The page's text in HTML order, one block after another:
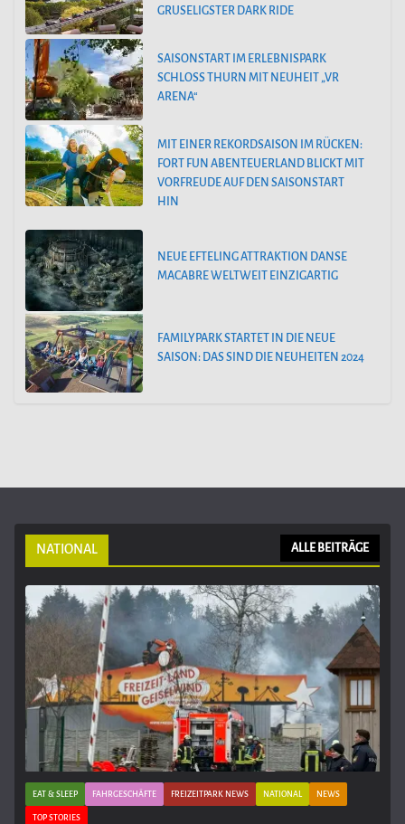
GRUSELIGSTER DARK RIDE
SAISONSTART IM ERLEBNISPARK
SCHLOSS THURN MIT NEUHEIT „VR
ARENA“
MIT EINER REKORDSAISON IM RÜCKEN:
FORT FUN ABENTEUERLAND BLICKT MIT
VORFREUDE AUF DEN SAISONSTART
HIN
NEUE EFTELING ATTRAKTION DANSE
MACABRE WELTWEIT EINZIGARTIG
FAMILYPARK STARTET IN DIE NEUE
SAISON: DAS SIND DIE NEUHEITEN 2024
NATIONAL ALLE BEITRÄGE
EAT & SLEEP FAHRGESCHÄFTE FREIZEITPARK NEWS NATIONAL NEWS
TOP STORIES